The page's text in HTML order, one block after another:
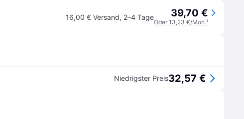
16,00 € Versand, 2–4 Tage 39,70 €
Oder 13,23 €/Mon.¹
Niedrigster Preis32,57 €